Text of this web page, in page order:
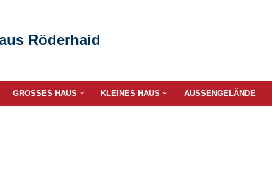
Röderhaid
GROSSES HAUS KLEINES HAUS AUSSENGELÄNDE